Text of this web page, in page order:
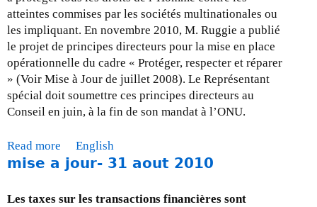
atteintes commises par les sociétés multinationales ou
les impliquant. En novembre 2010, M. Ruggie a publié
le projet de principes directeurs pour la mise en place
opérationnelle du cadre « Protéger, respecter et réparer
» (Voir Mise à Jour de juillet 2008). Le Représentant
spécial doit soumettre ces principes directeurs au
Conseil en juin, à la fin de son mandat à l’ONU.
Read more
b
u
English
mise a jour- 31 aout 2010
Les taxes sur les transactions financières sont